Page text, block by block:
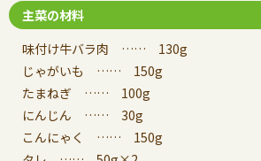
主菜の材料
味付け牛バラ肉 …… 130g
じゃがいも …… 150g
たまねぎ …… 100g
にんじん …… 30g
こんにゃく …… 150g